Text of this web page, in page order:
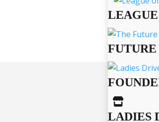

LADIES